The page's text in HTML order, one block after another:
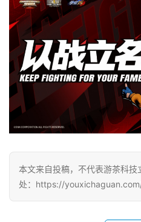
本文来自投稿，不代表游茶科
处：https://